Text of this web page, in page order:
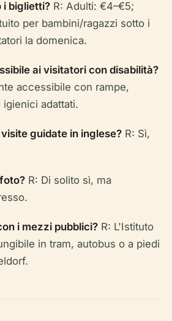
i biglietti? R: Adulti: €4–€5;
per bambini/ragazzi sotto i
la domenica.
ai visitatori con disabilità?
accessibile con rampe,
adattati.
guidate in inglese? R: Sì,
R: Di solito sì, ma
i mezzi pubblici? R: L'Istituto
in tram, autobus o a piedi